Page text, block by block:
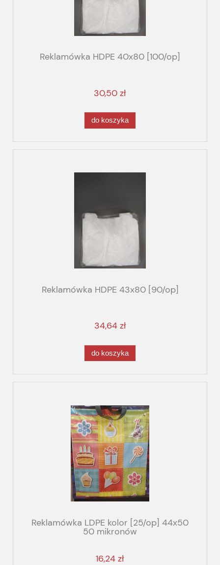
Reklamówka HDPE 40x80 [100/op]
30,50 zł
do koszyka
Reklamówka HDPE 43x80 [90/op]
34,64 zł
do koszyka
Reklamówka LDPE kolor [25/op] 44x50
50 mikronów
16,24 zł